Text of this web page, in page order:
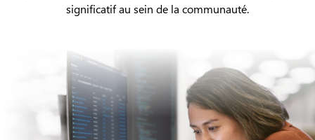
significatif au sein de la communauté.